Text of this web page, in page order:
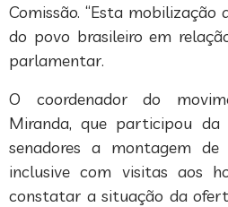
Comissão. “Esta
do povo brasileiro em
parlamentar.
O coordenador do
Miranda, que participou da
senadores a montagem de
inclusive com visitas aos
constatar a situação da